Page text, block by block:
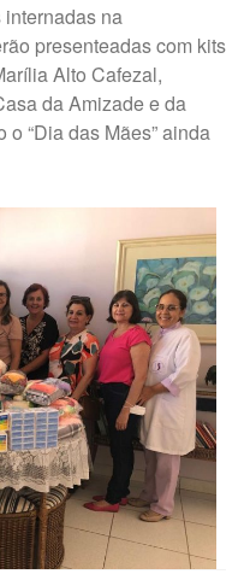
da Transparência
Maternidade Gota
Trabalhe Conosco Geral
Trabalhe Conosco Campos
Novos Paulista
Trabalhe Conosco Ibirarema
Trabalhe Conosco Marília – ESF
Trabalhe Conosco Oscar
Bressane
Trabalhe Conosco Reginópolis
– SP
Trabalhe Conosco Ribeirão do
Sul – SP
na
presenteadas com kits
Alto Cafezal,
da Amizade e da
o “Dia das Mães” ainda